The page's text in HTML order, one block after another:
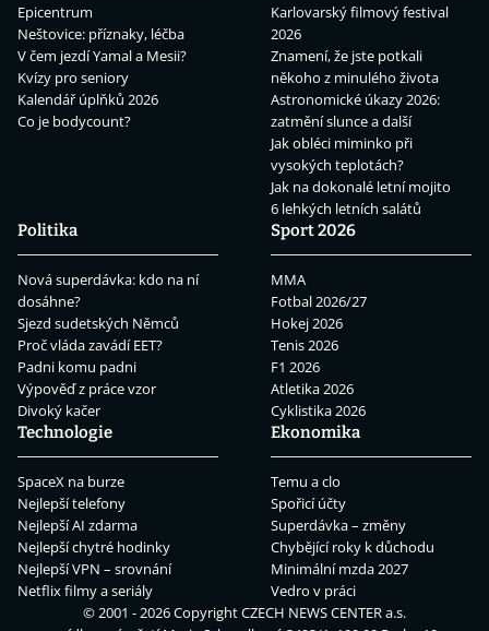
Epicentrum
Neštovice: příznaky, léčba
V čem jezdí Yamal a Mesii?
Kvízy pro seniory
Kalendář úplňků 2026
Co je bodycount?
Karlovarský filmový festival
2026
Znamení, že jste potkali
někoho z minulého života
Astronomické úkazy 2026:
zatmění slunce a další
Jak obléci miminko při
vysokých teplotách?
Jak na dokonalé letní mojito
6 lehkých letních salátů
Politika
Nová superdávka: kdo na ní
dosáhne?
Sjezd sudetských Němců
Proč vláda zavádí EET?
Padni komu padni
Výpověď z práce vzor
Divoký kačer
Sport 2026
MMA
Fotbal 2026/27
Hokej 2026
Tenis 2026
F1 2026
Atletika 2026
Cyklistika 2026
Technologie
SpaceX na burze
Nejlepší telefony
Nejlepší AI zdarma
Nejlepší chytré hodinky
Nejlepší VPN – srovnání
Netflix filmy a seriály
Ekonomika
Temu a clo
Spořicí účty
Superdávka – změny
Chybějící roky k důchodu
Minimální mzda 2027
Vedro v práci
© 2001 - 2026 CopyrightCZECH NEWS CENTER a.s.